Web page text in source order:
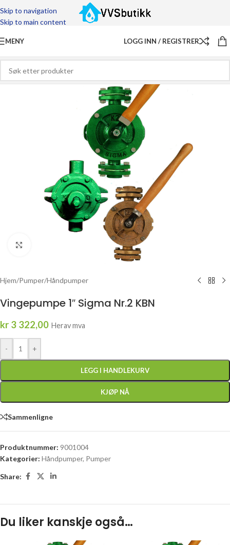
Skip to navigation
Skip to main content
MENY LOGG INN / REGISTRER
Hjem/Pumper/Håndpumper
Vingepumpe 1″ Sigma Nr.2 KBN
kr 3 322,00 Herav mva
- +
LEGG I HANDLEKURV
KJØP NÅ
Sammenligne
Produktnummer: 9001004
Kategorier: Håndpumper, Pumper
Share:
Du liker kanskje også…